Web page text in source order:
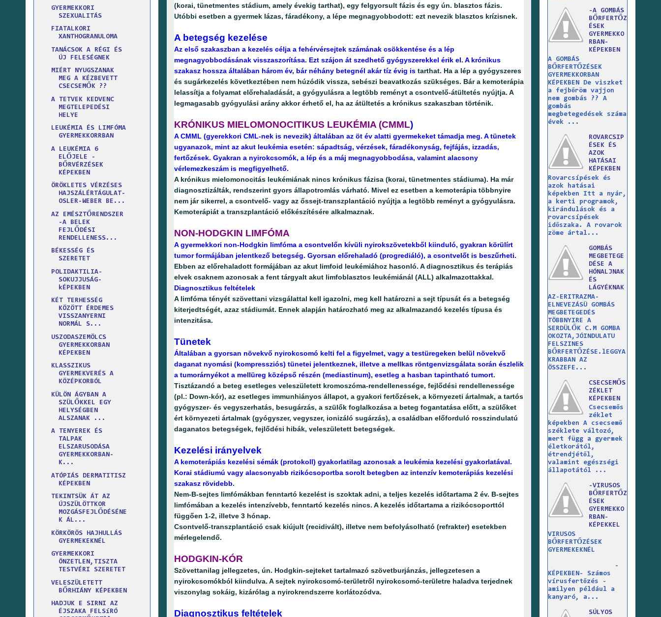
(korai, tünetmentes stádium, amely évekig tarthat), egy felgyorsult fázis és egy ún. blasztos fázis.
Utóbbi esetben a gyermek lázas, fáradékony, a lépe megnagyobbodott: ezt nevezik blasztos krízisnek.
A betegség kezelése
Az első szakaszban a kezelés célja a fehérvérsejtek számának csökkentése és a lép
megnagyobbodásának visszaszorítása. Ezt szájon át szedhető gyógyszerekkel érik el. A krónikus
szakasz hossza általában három év, bár néhány betegnél akár tíz évig is tarthat. Ha a lép a gyógyszeres
és sugárkezelés következtében nem húzódik vissza, sebészi beavatkozás szükséges. Bár a kemoterápia
lelassítja a folyamat előrehaladását, a gyógyulásra a legtöbb reményt a csontvelő-átültetés nyújtja. A
legmagasabb gyógyulási arány akkor érhető el, ha az átültetés a krónikus szakaszban történik.
KRÓNIKUS MIELOMONOCITIKUS LEUKÉMIA (CMML)
A CMML (gyerekkori CML-nek is nevezik) általában az öt év alatti gyermekeket támadja meg. A tünetek
ugyanazok, mint az akut leukémia esetén: sápadtság, vérzések, fáradékonyság, fejfájás, izzadás,
fertőzések. Gyakran a nyirokcsomók, a lép és a máj megnagyobbodása, valamint alacsony
vérlemezkeszám is megfigyelhető.
A krónikus mielomonocitás leukémiának nincs krónikus fázisa (korai, tünetmentes stádiuma). Ha már
diagnosztizálták, rendszerint gyors állapotromlás várható. Mivel ez esetben a kemoterápia többnyire
nem jár sikerrel, a csontvelő- vagy az őssejt-transzplantáció nyújtja a legtöbb reményt a gyógyulásra.
Kemoterápiát a transzplantáció előkészítésére alkalmaznak.
NON-HODGKIN LIMFÓMA
A gyermekkori non-Hodgkin limfóma a csontvelőn kívüli nyirokszövetekből kiinduló, gyakran körülírt
tumor formájában jelentkező betegség. Gyorsan előrehaladó (progrediáló), a csontvelőt is beszűrheti.
Ebben az előrehaladott formájában az akut limfoid leukémiához hasonló. A diagnosztikus és terápiás
elvek csaknem azonosak a fent tárgyalt akut limfoblasztos leukémiánál (ALL) alkalmazottakkal.
Diagnosztikus feltételek
A limfóma tényét szövettani vizsgálattal kell igazolni, meg kell határozni a sejt típusát és a betegség
kiterjedtségét, azaz stádiumát. Ennek alapján határozható meg az alkalmazandó kezelés típusa és
intenzitása.
Tünetek
Általában a gyorsan növekvő nyirokcsomó kelti fel a figyelmet, vagy a testüregeken belül növekvő
daganat nyomási (kompressziós) tünetei jelentkeznek, illetve a mellkas röntgenvizsgálata során észlelik
a tumorárnyékot a mellüreg középső részén (mediastinum), esetleg a hasban tapintható tumort.
Tisztázandó a beteg esetleges veleszületett kromoszóma-rendellenessége, fejlődési rendellenessége
(pl.: Down-kór), az esetleges immunhiányos állapot, a gyakori fertőzések, a környezeti ártalmak, a tartós
gyógyszer- és vegyszerhatás, besugárzás, a szülők foglalkozása a beteg fogantatása előtt, a szülőket
ért környezeti ártalmak (gyógyszer, vegyszer, ionizáló sugárzás), a családban előforduló rosszindulatú
daganatos betegségek, fejlődési hibák, veleszületett betegségek.
Kezelési irányelvek
A kemoterápiás kezelési sémák (protokoll) gyakorlatilag azonosak a leukémia kezelési gyakorlatával.
Korai stádiumú vagy alacsonyabb rizikócsoportba sorolt betegben az intenzív kemoterápiás kezelési
szakasz rövidebb.
Nem-B-sejtes limfómákban fenntartó kezelést is szoktak adni, a teljes kezelés időtartama 2 év. B-sejtes
limfómában a kezelés intenzívebb, fenntartó kezelés nincs. A kezelés időtartama a rizikócsoporttól
függően 1-2, illetve 3 hónap.
Csontvelő-transzplantáció csak kiújult (recidivált), illetve nem befolyásolható (refrakter) esetekben
mérlegelendő.
HODGKIN-KÓR
Szövettanilag jellegzetes, ún. Hodgkin-sejteket tartalmazó szövetburjánzás, jellegzetesen a
nyirokcsomókból kiindulva. A sejtek nyirokcsomó-területről nyirokcsomó-területre haladva terjednek
viszonylag sokáig, kizárólag a nyirokrendszerre korlátozódva.
Diagnosztikus feltételek
GYERMEKKORI
SZEXUALITÁS
FIATALKORI
XANTHOGRANULOMA
TANÁCSOK A RÉGI ÉS
ÚJ FELESÉGNEK
MIÉRT NYUGSZANAK
MEG A KÉZBEVETT
CSECSEMŐK ??
A TETVEK KEDVENC
MEGTELEPEDÉSI
HELYE
LEUKÉMIA ÉS LIMFÓMA
GYERMEKKORRBAN
A LEUKÉMIA 6
ELŐJELE -
BŐRVÉRZÉSEK
KÉPEKBEN
ÖRÖKLETES VÉRZÉSES
HAJSZÁLÉRTÁGULAT-
OSLER-WEBER BE...
AZ EMÉSZTŐRENDSZER
-A BELEK
FEJLŐDÉSI
RENDELLENESS...
BÉKESSÉG ÉS
SZERETET
POLIDAKTILIA-
SOKUJJUSÁG-
kÉPEKBEN
KÉT TERHESSÉG
KÖZÖTT ÉRDEMES
VISSZANYERNI
NORMÁL S...
USZODASZEMÖLCS
GYERMEKKORBAN
KÉPEKBEN
KLASSZIKUS
GYERMEKVERÉS A
KÖZÉPKORBÓL
KÜLÖN ÁGYBAN A
SZÜLŐKKEL EGY
HELYSÉGBEN
ALSZANAK ...
A TENYEREK ÉS
TALPAK
ELSZARUSODÁSA
GYERMEKKORBAN-
K...
ATÓPIÁS DERMATITISZ
KÉPEKBEN
TEKINTSÜK ÁT AZ
ÚJSZÜLÖTTKOR
MOZGÁSFEJLŐDÉSÉNE
K ÁL...
KÖRKÖRÖS HAJHULLÁS
GYERMEKEKNÉL
GYERMEKKORI
ÖNZETLEN,TISZTA
TESTVÉRI SZERETET
VELESZÜLETETT
BŐRHIÁNY KÉPEKBEN
HADJUK E SIRNI AZ
ÉJSZAKA FELSíRÓ
-A GOMBÁS
BŐRFERTŐZ
ÉSEK
GYERMEKKO
RBAN-
KÉPEKBEN
A GOMBÁS
BŐRFERTŐZÉSEK
GYERMEKKORBAN
KÉPEKBEN De viszket
a fejbőröm vajjon
nem gombás ?? A
gombás
megbetegedések száma
évek ...
ROVARCSIP
ÉSEK ÉS
AZOK
HATÁSAI
KÉPEKBEN
Rovarcsípések és
azok hatásai
képekben Itt a nyár,
a kerti programok,
kirándulások és a
rovarcsípések
időszaka. A rovarok
zöme ártal...
GOMBÁS
MEGBETEGE
DÉSE A
HÓNALJNAK
ÉS
LÁGYÉKNAK
AZ-ERITRAZMA-
ELNEVEZÁSÜ GOMBÁS
MEGBETEGEDÉS
TÖBBNYIRE A
SERDÜLŐK C.M GOMBA
OKOZTA,JÓINDULATU
FELSZINES
BŐRFERTŐZÉSE.lEGGYA
KRABBAN AZ
ÖSSZEFE...
CSECSEMŐS
ZÉKLET
KÉPEKBEN
Csecsemős
zéklet
képekben A csecsemő
széklete változó,
mert függ a gyermek
életkorától,
étrendjétől,
valamint egészségi
állapotától ...
-VIRUSOS
BŐRFERTŐZ
ÉSEK
GYERMEKKO
RBAN-
KÉPEKKEL
VIRUSOS
BŐRFERTŐZÉSEK
GYERMEKEKNÉL
-
KÉPEKBEN- Számos
vírusfertőzés -
amilyen például a
kanyaró, a...
SÚLYOS